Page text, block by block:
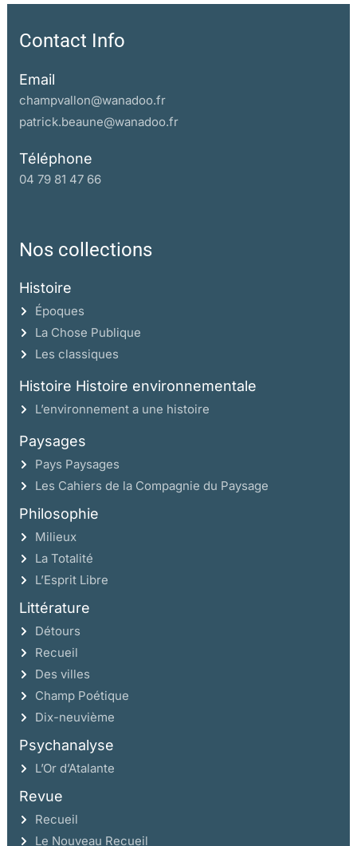
Contact Info
Email
champvallon@wanadoo.fr
patrick.beaune@wanadoo.fr
Téléphone
04 79 81 47 66
Nos collections
Histoire
Époques
La Chose Publique
Les classiques
Histoire Histoire environnementale
L’environnement a une histoire
Paysages
Pays Paysages
Les Cahiers de la Compagnie du Paysage
Philosophie
Milieux
La Totalité
L’Esprit Libre
Littérature
Détours
Recueil
Des villes
Champ Poétique
Dix-neuvième
Psychanalyse
L’Or d’Atalante
Revue
Recueil
Le Nouveau Recueil